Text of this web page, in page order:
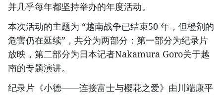
并几乎每年都坚持举办的年度活动。
本次活动的主题为 “越南战争已结束50 年，但橙剂的
危害仍在延续”，共分为两部分：第一部分为纪录片
放映，第二部分为日本记者Nakamura Goro关于越
南的专题演讲。
纪录片《小德——连接富士与樱花之爱》由川端康平